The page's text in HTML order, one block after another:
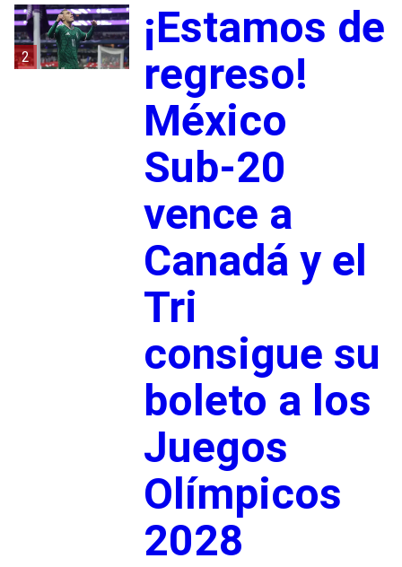
2
¡Estamos de
regreso!
México
Sub-20
vence a
Canadá y el
Tri
consigue su
boleto a los
Juegos
Olímpicos
2028